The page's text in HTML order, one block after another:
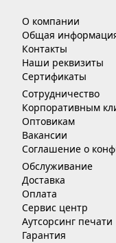
О компании
Общая
Контакты
Наши реквизиты
Сертификаты
Сотрудничество
Корпоративным
Оптовикам
Вакансии
Соглашение о
Обслуживание
Доставка
Оплата
Сервис центр
Аутсорсинг печати
Гарантия